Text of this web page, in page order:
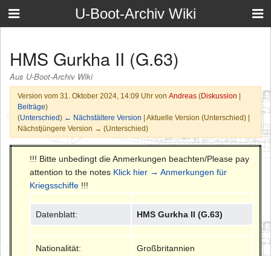
U-Boot-Archiv Wiki
HMS Gurkha II (G.63)
Aus U-Boot-Archiv Wiki
Version vom 31. Oktober 2024, 14:09 Uhr von Andreas (Diskussion |
Beiträge)
(Unterschied) ← Nächstältere Version | Aktuelle Version (Unterschied) |
Nächstjüngere Version → (Unterschied)
!!! Bitte unbedingt die Anmerkungen beachten/Please pay
attention to the notes Klick hier → Anmerkungen für
Kriegsschiffe !!!
Datenblatt: HMS Gurkha II (G.63)
Nationalität: Großbritannien